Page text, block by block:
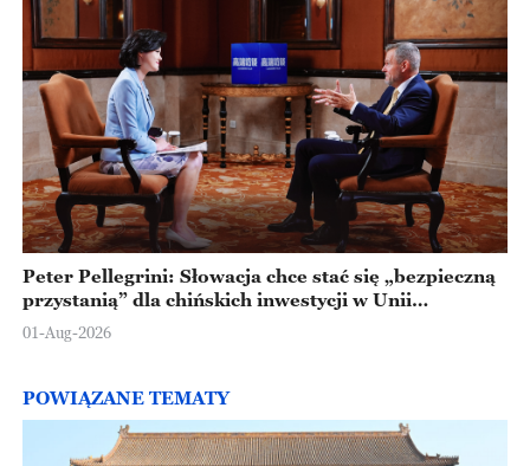
Peter Pellegrini: Słowacja chce stać się „bezpieczną
przystanią” dla chińskich inwestycji w Unii
Europejskiej
01-Aug-2026
POWIĄZANE TEMATY